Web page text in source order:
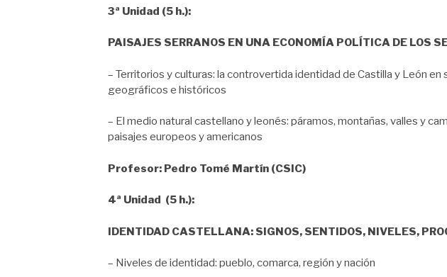
3ª Unidad (5 h.):
PAISAJES SERRANOS EN UNA ECONOMÍA POLÍTICA DE LOS
– Territorios y culturas: la controvertida identidad de Castilla y León
geográficos e históricos
– El medio natural castellano y leonés: páramos, montañas, valles y
paisajes europeos y americanos
Profesor: Pedro Tomé Martín (CSIC)
4ª Unidad (5 h.):
IDENTIDAD CASTELLANA: SIGNOS, SENTIDOS, NIVELES,
– Niveles de identidad: pueblo, comarca, región y nación